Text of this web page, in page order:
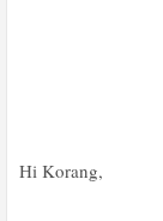
Hi Korang,